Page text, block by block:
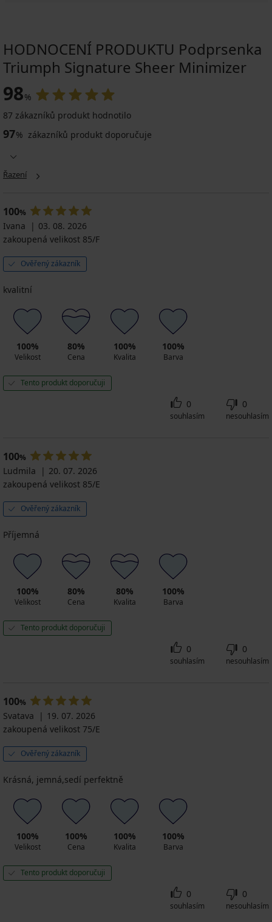
HODNOCENÍ PRODUKTU Podprsenka
Triumph Signature Sheer Minimizer
98%
87 zákazníků produkt hodnotilo
97% zákazníků produkt doporučuje
Řazení
100%
Ivana
03. 08. 2026
zakoupená velikost 85/F
Ověřený zákazník
kvalitní
100%
Velikost
80%
Cena
100%
Kvalita
100%
Barva
Tento produkt doporučuji
0
souhlasím
0
nesouhlasím
100%
Ludmila
20. 07. 2026
zakoupená velikost 85/E
Ověřený zákazník
Příjemná
100%
Velikost
80%
Cena
80%
Kvalita
100%
Barva
Tento produkt doporučuji
0
souhlasím
0
nesouhlasím
100%
Svatava
19. 07. 2026
zakoupená velikost 75/E
Ověřený zákazník
Krásná, jemná,sedí perfektně
100%
Velikost
100%
Cena
100%
Kvalita
100%
Barva
Tento produkt doporučuji
0
souhlasím
0
nesouhlasím